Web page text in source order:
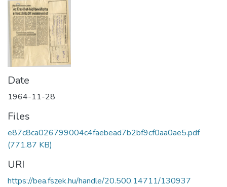
Date
1964-11-28
Files
e87c8ca026799004c4faebead7b2bf9cf0aa0ae5.pdf
(771.87 KB)
URI
https://bea.fszek.hu/handle/20.500.14711/130937